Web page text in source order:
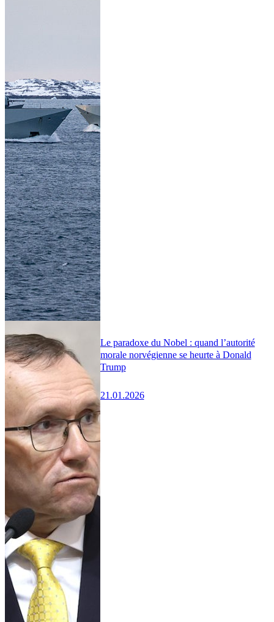
Le paradoxe du Nobel : quand l’autorité
morale norvégienne se heurte à Donald
Trump
21.01.2026